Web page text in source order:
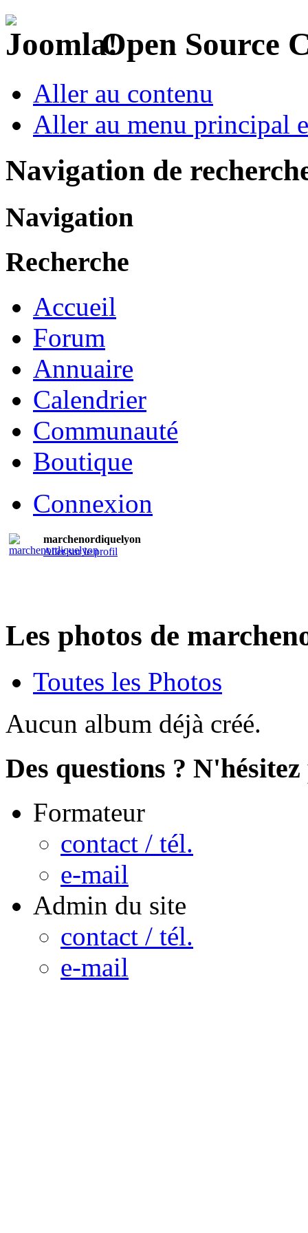
Open Source
Aller au contenu
Aller au menu principal
Navigation de
Navigation
Recherche
Accueil
Forum
Annuaire
Calendrier
Communauté
Boutique
Connexion
marchenordiquelyon
Aller sur le profil
Les photos de
Toutes les Photos
Aucun album déjà créé.
Des questions ?
Formateur
contact / tél.
e-mail
Admin du site
contact / tél.
e-mail